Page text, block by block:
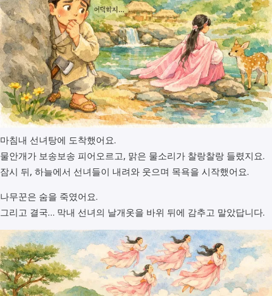
마침내 선녀탕에 도착했어요.
물안개가 보송보송 피어오르고, 맑은 물소리가 찰랑찰랑 들렸지요.
잠시 뒤, 하늘에서 선녀들이 내려와 웃으며 목욕을 시작했어요.
나무꾼은 숨을 죽였어요.
그리고 결국… 막내 선녀의 날개옷을 바위 뒤에 감추고 말았답니다.